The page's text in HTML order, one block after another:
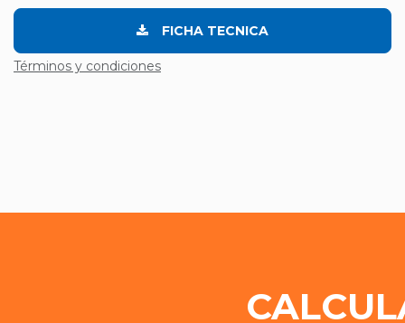
FICHA TECNICA
Términos y condiciones